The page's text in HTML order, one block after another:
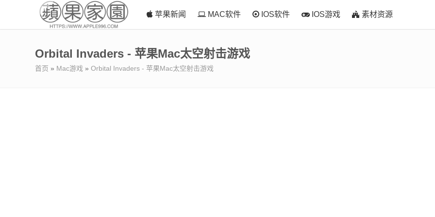
苹果新闻 MAC软件 IOS软件 IOS游戏 素材资源
Orbital Invaders - 苹果Mac太空射击游戏
首页 » Mac游戏 » Orbital Invaders - 苹果Mac太空射击游戏